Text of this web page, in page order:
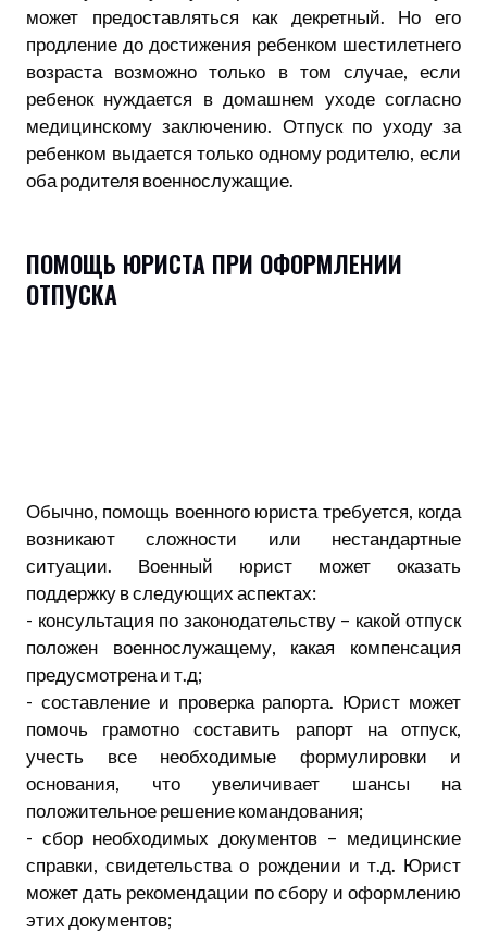
может предоставляться как декретный. Но его
продление до достижения ребенком шестилетнего
возраста возможно только в том случае, если
ребенок нуждается в домашнем уходе согласно
медицинскому заключению. Отпуск по уходу за
ребенком выдается только одному родителю, если
оба родителя военнослужащие.
ПОМОЩЬ ЮРИСТА ПРИ ОФОРМЛЕНИИ
ОТПУСКА
Обычно, помощь военного юриста требуется, когда
возникают сложности или нестандартные
ситуации. Военный юрист может оказать
поддержку в следующих аспектах:
- консультация по законодательству – какой отпуск
положен военнослужащему, какая компенсация
предусмотрена и т.д;
- составление и проверка рапорта. Юрист может
помочь грамотно составить рапорт на отпуск,
учесть все необходимые формулировки и
основания, что увеличивает шансы на
положительное решение командования;
- сбор необходимых документов – медицинские
справки, свидетельства о рождении и т.д. Юрист
может дать рекомендации по сбору и оформлению
этих документов;